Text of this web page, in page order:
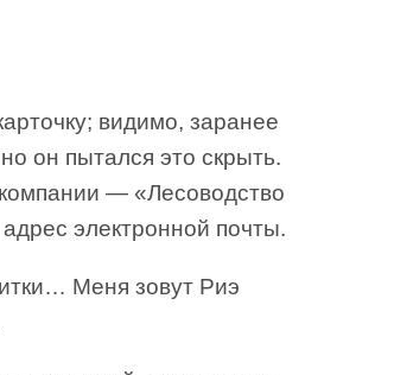
видимо, заранее
он пытался это скрыть.
— «Лесоводство
электронной почты.
Меня зовут Риэ